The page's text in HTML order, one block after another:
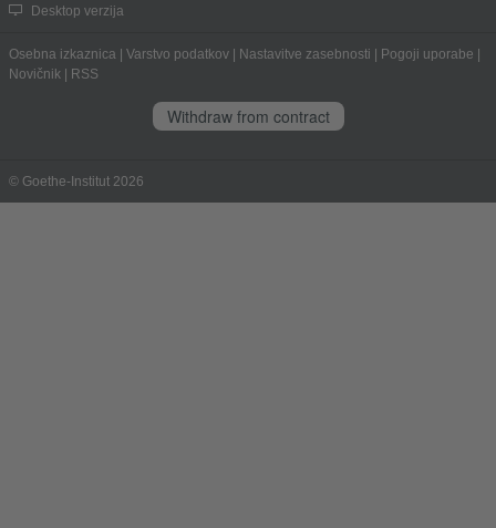
Desktop verzija
Osebna izkaznica Varstvo podatkov Nastavitve zasebnosti Pogoji uporabe
Novičnik
RSS
Withdraw from contract
© Goethe-Institut 2026